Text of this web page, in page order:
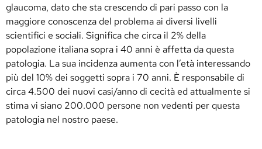
glaucoma, dato che sta crescendo di pari passo con la
maggiore conoscenza del problema ai diversi livelli
scientifici e sociali. Significa che circa il 2% della
popolazione italiana sopra i 40 anni è affetta da questa
patologia. La sua incidenza aumenta con l’età interessando
più del 10% dei soggetti sopra i 70 anni. È responsabile di
circa 4.500 dei nuovi casi/anno di cecità ed attualmente si
stima vi siano 200.000 persone non vedenti per questa
patologia nel nostro paese.